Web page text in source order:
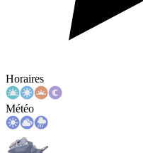
Horaires
Météo